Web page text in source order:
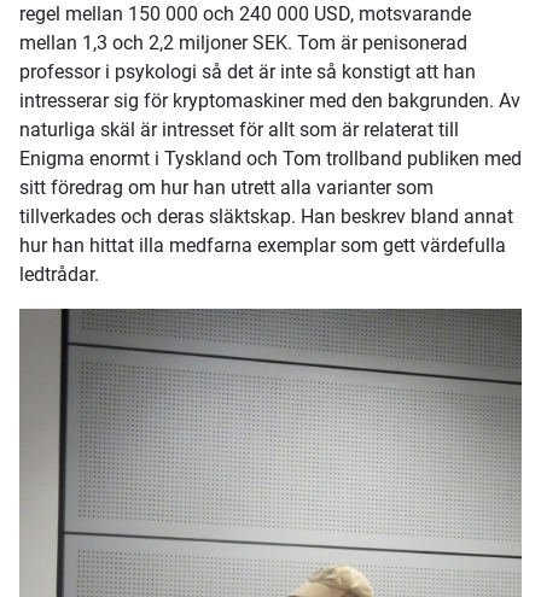
regel mellan 150 000 och 240 000 USD, motsvarande
mellan 1,3 och 2,2 miljoner SEK. Tom är penisonerad
professor i psykologi så det är inte så konstigt att han
intresserar sig för kryptomaskiner med den bakgrunden. Av
naturliga skäl är intresset för allt som är relaterat till
Enigma enormt i Tyskland och Tom trollband publiken med
sitt föredrag om hur han utrett alla varianter som
tillverkades och deras släktskap. Han beskrev bland annat
hur han hittat illa medfarna exemplar som gett värdefulla
ledtrådar.